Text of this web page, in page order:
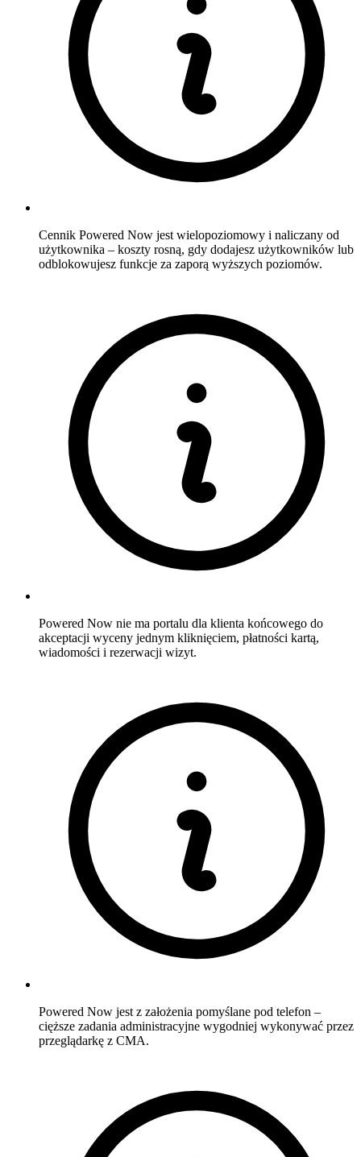
Cennik Powered Now jest wielopoziomowy i naliczany od
użytkownika – koszty rosną, gdy dodajesz użytkowników lub
odblokowujesz funkcje za zaporą wyższych poziomów.
Powered Now nie ma portalu dla klienta końcowego do
akceptacji wyceny jednym kliknięciem, płatności kartą,
wiadomości i rezerwacji wizyt.
Powered Now jest z założenia pomyślane pod telefon –
cięższe zadania administracyjne wygodniej wykonywać przez
przeglądarkę z CMA.